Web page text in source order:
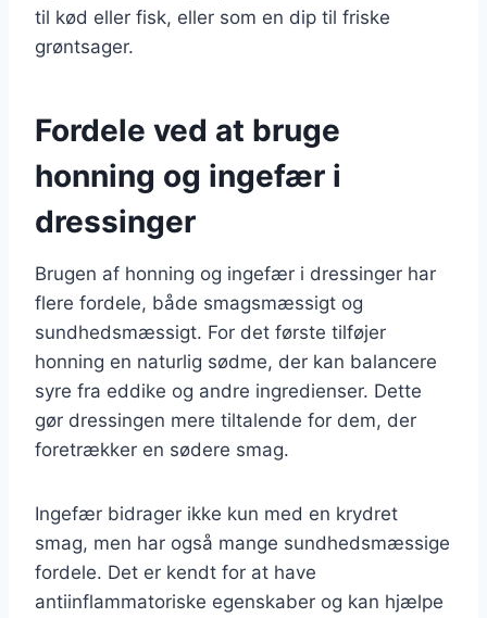
til kød eller fisk, eller som en dip til friske
grøntsager.
Fordele ved at bruge
honning og ingefær i
dressinger
Brugen af honning og ingefær i dressinger har
flere fordele, både smagsmæssigt og
sundhedsmæssigt. For det første tilføjer
honning en naturlig sødme, der kan balancere
syre fra eddike og andre ingredienser. Dette
gør dressingen mere tiltalende for dem, der
foretrækker en sødere smag.
Ingefær bidrager ikke kun med en krydret
smag, men har også mange sundhedsmæssige
fordele. Det er kendt for at have
antiinflammatoriske egenskaber og kan hjælpe